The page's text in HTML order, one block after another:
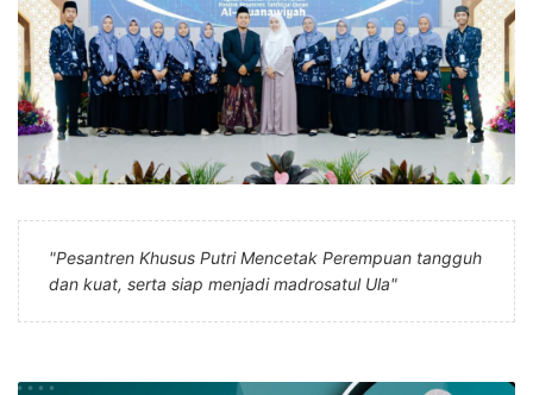
"Pesantren Khusus Putri Mencetak Perempuan tangguh
dan kuat, serta siap menjadi madrosatul Ula"